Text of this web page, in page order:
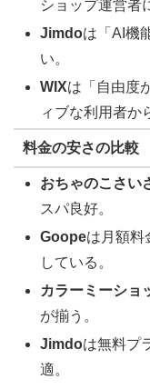
ショップ運営者
Jimdoは「AI機
い。
WIXは「自由度
ィブな利用者か
料金の安さの比較
おちゃのこさい
スパ良好。
Goopeは月額料
している。
カラーミーショ
が揃う。
Jimdoは無料プ
適。